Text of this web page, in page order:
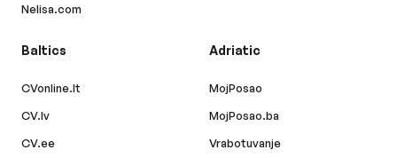
Nelisa.com
Baltics
CVonline.lt
CV.lv
CV.ee
Adriatic
MojPosao
MojPosao.ba
Vrabotuvanje